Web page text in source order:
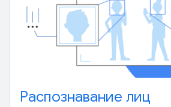
Распознавание лиц